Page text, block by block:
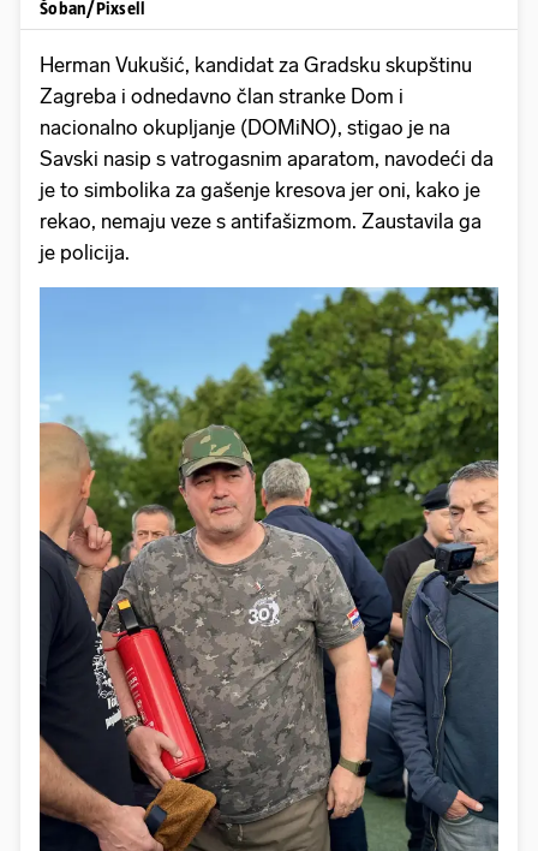
Šoban/Pixsell
Herman Vukušić, kandidat za Gradsku skupštinu
Zagreba i odnedavno član stranke Dom i
nacionalno okupljanje (DOMiNO), stigao je na
Savski nasip s vatrogasnim aparatom, navodeći da
je to simbolika za gašenje kresova jer oni, kako je
rekao, nemaju veze s antifašizmom. Zaustavila ga
je policija.